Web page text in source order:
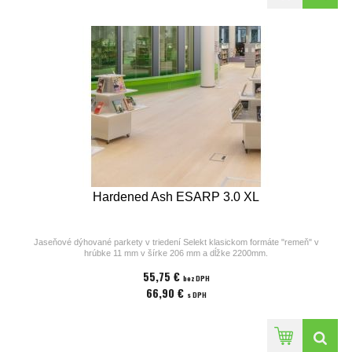
Hardened Ash ESARP 3.0 XL
Jaseňové dýhované parkety v triedení Selekt klasickom formáte "remeň" v
hrúbke 11 mm v šírke 206 mm a dĺžke 2200mm.
úprava parkiet pozostáva z laku v odtieni
Misty White, ostrých hrán a hladkého povrchu bez kartáča. Cena za 1m2
55,75 € bez DPH
66,90 € s DPH